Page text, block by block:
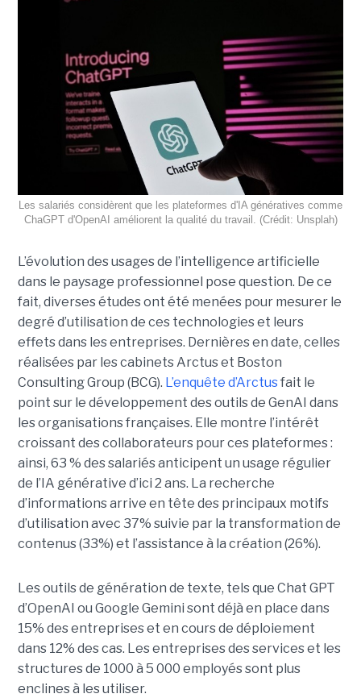
Les salariés considèrent que les plateformes d'IA génératives comme
ChaGPT d'OpenAI améliorent la qualité du travail. (Crédit: Unsplah)
L’évolution des usages de l’intelligence artificielle
dans le paysage professionnel pose question. De ce
fait, diverses études ont été menées pour mesurer le
degré d’utilisation de ces technologies et leurs
effets dans les entreprises. Dernières en date, celles
réalisées par les cabinets Arctus et Boston
Consulting Group (BCG). L’enquête d’Arctusfait le
point sur le développement des outils de GenAI dans
les organisations françaises. Elle montre l’intérêt
croissant des collaborateurs pour ces plateformes :
ainsi, 63 % des salariés anticipent un usage régulier
de l’IA générative d’ici 2 ans. La recherche
d’informations arrive en tête des principaux motifs
d’utilisation avec 37% suivie par la transformation de
contenus (33%) et l’assistance à la création (26%).
Les outils de génération de texte, tels que Chat GPT
d’OpenAI ou Google Gemini sont déjà en place dans
15% des entreprises et en cours de déploiement
dans 12% des cas. Les entreprises des services et les
structures de 1000 à 5 000 employés sont plus
enclines à les utiliser.